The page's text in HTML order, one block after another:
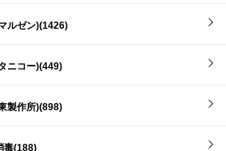
ルゼン)(1426)
ニコー)(449)
製作所)(898)
毒(188)